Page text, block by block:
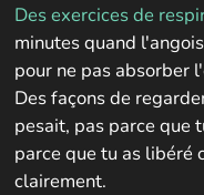
Des exercices de
minutes quand
pour ne pas absorber
Des façons de
pesait, pas parce que
parce que tu as libéré
clairement.